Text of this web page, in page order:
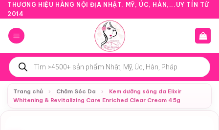
Bỏ
qua
nội
dung
THƯƠNG HIỆU HÀNG NỘI ĐỊA NHẬT, MỸ, ÚC, HÀN,...UY TÍN TỪ
2014
Tìm
kiếm
sản
phẩm
Trang chủ
› Chăm Sóc Da ›
Kem dưỡng sáng da Elixir
Whitening & Revitalizing Care Enriched Clear Cream 45g